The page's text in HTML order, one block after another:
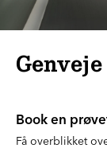
Genveje
Book en
Få overblikket